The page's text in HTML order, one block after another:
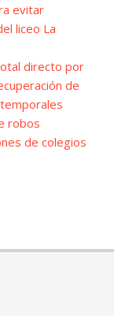
evitar
liceo La
directo por
de
robos
de colegios